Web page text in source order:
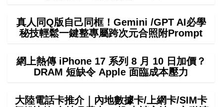
真人同Q版自己同框！Gemini /GPT AI必學
秘技輕鬆一鍵整專屬跨次元合照附Prompt
網上熱傳 iPhone 17 系列 8 月 10 日加價？
DRAM 短缺令 Apple 面臨成本壓力
大陸電話卡推介｜內地數據卡/上網卡/SIM卡